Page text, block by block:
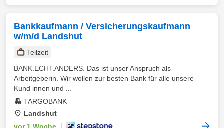
Bankkaufmann / Versicherungskaufmann
w/m/d Landshut
Teilzeit
BANK.ECHT.ANDERS. Das ist unser Anspruch als
Arbeitgeberin. Wir wollen zur besten Bank für alle unsere
Kund innen und ...
TARGOBANK
Landshut
vor 1 Woche